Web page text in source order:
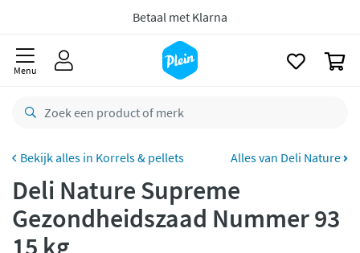
Betaal met Klarna
Menu
Korrels & pellets Alles van Deli Nature
Deli Nature Supreme
Gezondheidszaad Nummer 93
15 kg